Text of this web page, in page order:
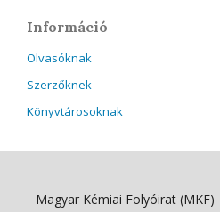
Információ
Olvasóknak
Szerzőknek
Könyvtárosoknak
Magyar Kémiai Folyóirat (MKF)